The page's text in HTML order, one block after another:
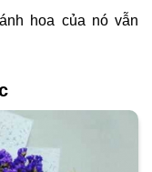
hoa của nó vẫn